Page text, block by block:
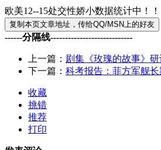
欧美12--15处交性娇小数据统计中！！
------分隔线----------------------------
上一篇： 剧集《玫瑰的故事》
下一篇： 科考报告：菲方军舰
收藏
挑错
推荐
打印